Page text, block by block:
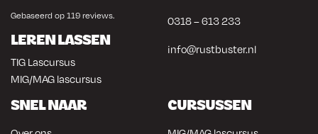
Gebaseerd op 119 reviews.
LEREN LASSEN
TIG Lascursus
MIG/MAG lascursus
0318 – 613 233
info@rustbuster.nl
SNEL NAAR CURSUSSEN